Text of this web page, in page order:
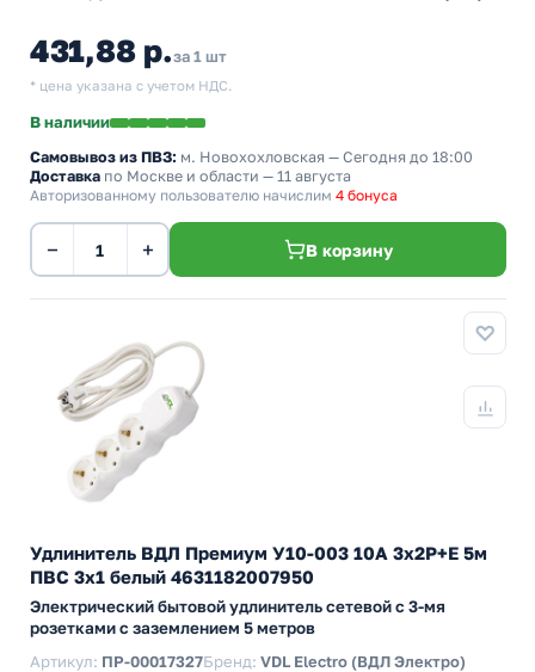
431,88 р.за 1 шт
* цена указана с учетом НДС.
В наличии
Самовывоз из ПВЗ: м. Новохохловская — Сегодня до 18:00
Доставка по Москве и области — 11 августа
Авторизованному пользователю начислим 4 бонуса
− + В корзину
Удлинитель ВДЛ Премиум У10-003 10А 3х2P+E 5м
ПВС 3х1 белый 4631182007950
Электрический бытовой удлинитель сетевой с 3-мя
розетками с заземлением 5 метров
Артикул: ПР-00017327Бренд: VDL Electro (ВДЛ Электро)